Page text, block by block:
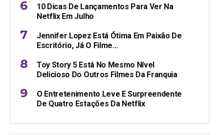
10 Dicas De Lançamentos Para Ver Na
Netflix Em Julho
Jennifer Lopez Está Ótima Em Paixão De
Escritório, Já O Filme…
Toy Story 5 Está No Mesmo Nível
Delicioso Do Outros Filmes Da Franquia
O Entretenimento Leve E Surpreendente
De Quatro Estações Da Netflix